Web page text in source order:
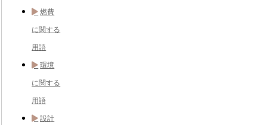
燃費
に関する
用語
環境
に関する
用語
設計